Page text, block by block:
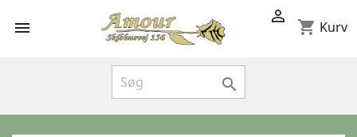
 shopping_cart Kurv

